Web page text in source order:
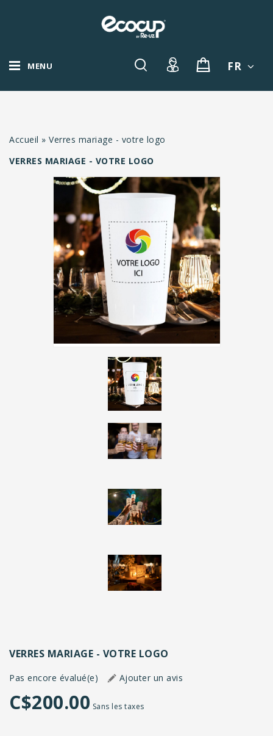
MENU FR
Accueil » Verres mariage - votre logo
VERRES MARIAGE - VOTRE LOGO
VERRES MARIAGE - VOTRE LOGO
Pas encore évalué(e) Ajouter un avis
C$200.00 Sans les taxes